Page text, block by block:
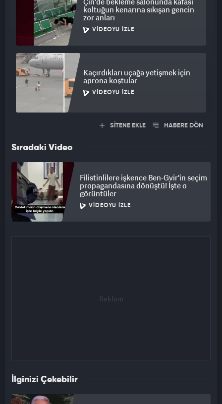
koltuğun kenarına sıkışan gencin
zor anları
VIDEOYU İZLE
Kaçırdıkları uçağa yetişmek için
aprona koştular
VIDEOYU İZLE
SİTENE EKLE HABERE DÖN
Sıradaki Video
Filistinlilere işkence Ben-Gvir'in seçim
propagandasına dönüştü! İşte o
görüntüler
VIDEOYU İZLE
İlginizi Çekebilir